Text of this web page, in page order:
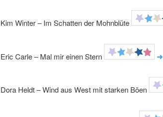
Kim Winter – Im Schatten der Mohnblüte
Eric Carle – Mal mir einen Stern ➜
Dora Heldt – Wind aus West mit starken Böen